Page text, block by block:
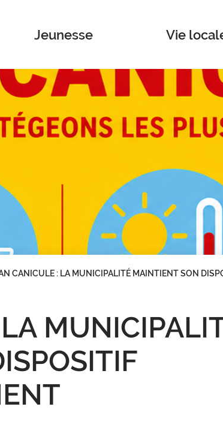
Jeunesse Vie
CANICULE : LA MUNICIPALITÉ MAINTIENT SON